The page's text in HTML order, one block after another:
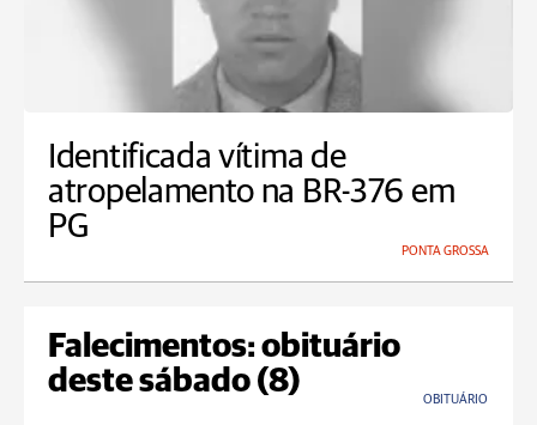
Identificada vítima de
atropelamento na BR-376 em
PG
PONTA GROSSA
Falecimentos: obituário
deste sábado (8)
OBITUÁRIO